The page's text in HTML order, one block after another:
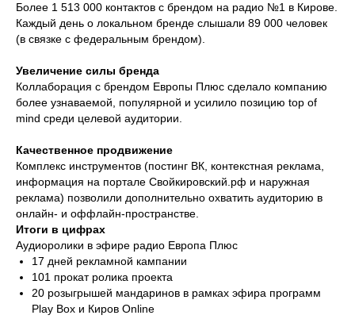
Более 1 513 000 контактов с брендом на радио №1 в Кирове.
Каждый день о локальном бренде слышали 89 000 человек
(в связке с федеральным брендом).
Увеличение силы бренда
Коллаборация с брендом Европы Плюс сделало компанию
более узнаваемой, популярной и усилило позицию top of
mind среди целевой аудитории.
Качественное продвижение
Комплекс инструментов (постинг ВК, контекстная реклама,
информация на портале Свойкировский.рф и наружная
реклама) позволили дополнительно охватить аудиторию в
онлайн- и оффлайн-пространстве.
Итоги в цифрах
Аудиоролики в эфире радио Европа Плюс
17 дней рекламной кампании
101 прокат ролика проекта
20 розыгрышей мандаринов в рамках эфира программ
Play Box и Киров Online